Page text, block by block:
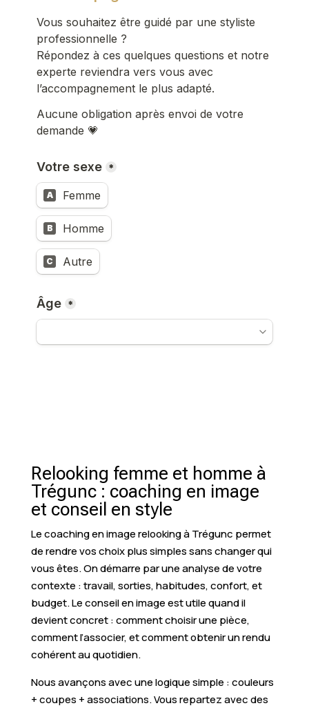
Relooking femme et homme à
Trégunc : coaching en image
et conseil en style
Le coaching en image relooking à Trégunc permet
de rendre vos choix plus simples sans changer qui
vous êtes. On démarre par une analyse de votre
contexte : travail, sorties, habitudes, confort, et
budget. Le conseil en image est utile quand il
devient concret : comment choisir une pièce,
comment l’associer, et comment obtenir un rendu
cohérent au quotidien.
Nous avançons avec une logique simple : couleurs
+ coupes + associations. Vous repartez avec des